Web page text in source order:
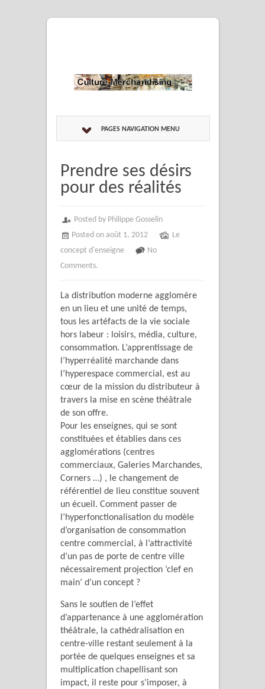
PAGES NAVIGATION MENU
Prendre ses désirs
pour des réalités
Posted by Philippe Gosselin
Posted on août 1, 2012
Le
concept d'enseigne
No
Comments.
La distribution moderne agglomère
en un lieu et une unité de temps,
tous les artéfacts de la vie sociale
hors labeur : loisirs, média, culture,
consommation. L’apprentissage de
l’hyperréalité marchande dans
l’hyperespace commercial, est au
cœur de la mission du distributeur à
travers la mise en scène théâtrale
de son offre.
Pour les enseignes, qui se sont
constituées et établies dans ces
agglomérations (centres
commerciaux, Galeries Marchandes,
Corners …) , le changement de
référentiel de lieu constitue souvent
un écueil. Comment passer de
l’hyperfonctionalisation du modèle
d’organisation de consommation
centre commercial, à l’attractivité
d’un pas de porte de centre ville
nécessairement projection ‘clef en
main’ d’un concept ?
Sans le soutien de l’effet
d’appartenance à une agglomération
théâtrale, la cathédralisation en
centre-ville restant seulement à la
portée de quelques enseignes et sa
multiplication chapellisant son
impact, il reste pour s’imposer, à